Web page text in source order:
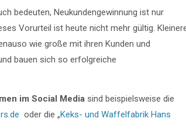
bedeuten, Neukundengewinnung ist nur
Vorurteil ist heute nicht mehr gültig.
wie große mit ihren Kunden und
bauen sich so erfolgreiche
im Social Media sind beispielsweise die
oder die „Keks- und Waffelfabrik Hans